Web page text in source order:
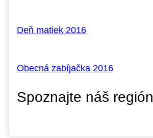
Deň matiek 2016
Obecná zabíjačka 2016
Spoznajte náš región